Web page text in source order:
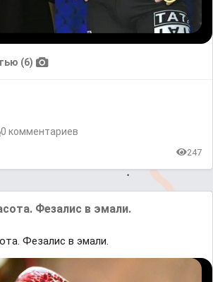
(6)
0 комментариев
247
Фезалис в эмали.
Фезалис в эмали.